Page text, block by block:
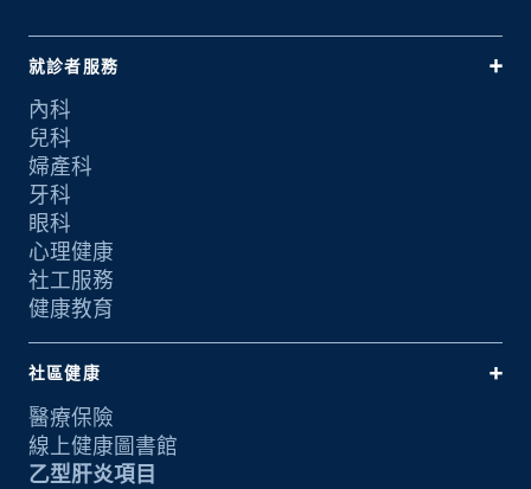
就診者服務
內科
兒科
婦產科
牙科
眼科
心理健康
社工服務
健康教育
社區健康
醫療保險
線上健康圖書館
乙型肝炎項目